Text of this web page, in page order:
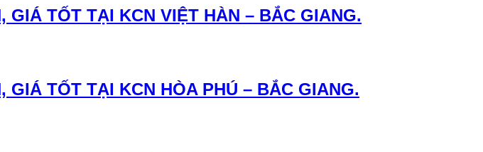
GIÁ TỐT TẠI KCN VIỆT HÀN – BẮC GIANG.
TỐT TẠI KCN HÒA PHÚ – BẮC GIANG.